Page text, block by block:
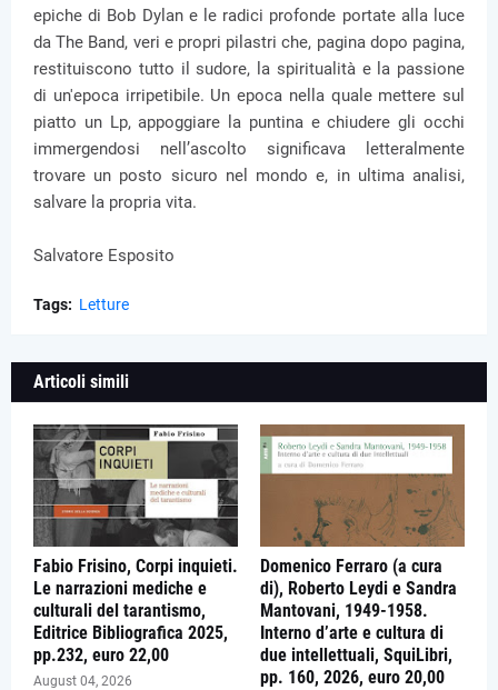
epiche di Bob Dylan e le radici profonde portate alla luce
da The Band, veri e propri pilastri che, pagina dopo pagina,
restituiscono tutto il sudore, la spiritualità e la passione
di un'epoca irripetibile. Un epoca nella quale mettere sul
piatto un Lp, appoggiare la puntina e chiudere gli occhi
immergendosi nell’ascolto significava letteralmente
trovare un posto sicuro nel mondo e, in ultima analisi,
salvare la propria vita.
Salvatore Esposito
Tags: Letture
Articoli simili
Fabio Frisino, Corpi inquieti.
Le narrazioni mediche e
culturali del tarantismo,
Editrice Bibliografica 2025,
pp.232, euro 22,00
August 04, 2026
Domenico Ferraro (a cura
di), Roberto Leydi e Sandra
Mantovani, 1949-1958.
Interno d’arte e cultura di
due intellettuali, SquiLibri,
pp. 160, 2026, euro 20,00